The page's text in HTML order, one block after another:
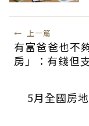
← 上一篇
有富爸爸也不
房」：有錢但
5月全國房